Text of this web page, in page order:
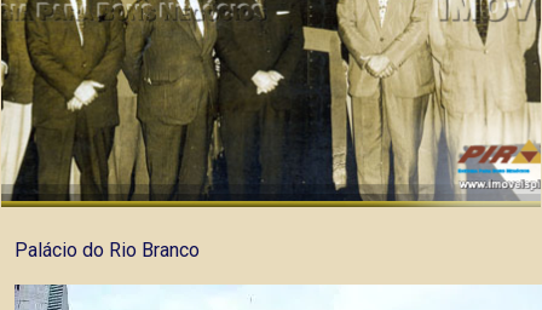
Palácio do Rio Branco